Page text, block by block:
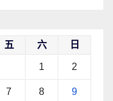
五 六 日
1 2
7 8 9